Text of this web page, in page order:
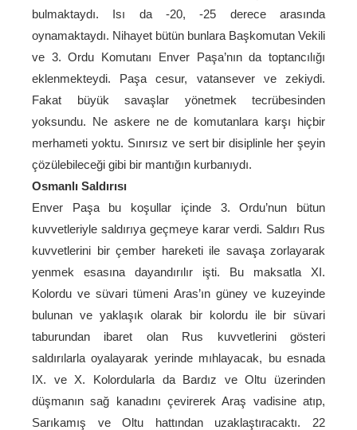
bulmaktaydı. Isı da -20, -25 derece arasında
oynamaktaydı. Nihayet bütün bunlara Başkomutan Vekili
ve 3. Ordu Komutanı Enver Paşa’nın da toptancılığı
eklenmekteydi. Paşa cesur, vatansever ve zekiydi.
Fakat büyük savaşlar yönetmek tecrübesinden
yoksundu. Ne askere ne de komutanlara karşı hiçbir
merhameti yoktu. Sınırsız ve sert bir disiplinle her şeyin
çözülebileceği gibi bir mantığın kurbanıydı.
Osmanlı Saldırısı
Enver Paşa bu koşullar içinde 3. Ordu’nun bütun
kuvvetleriyle saldırıya geçmeye karar verdi. Saldırı Rus
kuvvetlerini bir çember hareketi ile savaşa zorlayarak
yenmek esasına dayandırılır işti. Bu maksatla XI.
Kolordu ve süvari tümeni Aras’ın güney ve kuzeyinde
bulunan ve yaklaşık olarak bir kolordu ile bir süvari
taburundan ibaret olan Rus kuvvetlerini gösteri
saldırılarla oyalayarak yerinde mıhlayacak, bu esnada
IX. ve X. Kolordularla da Bardız ve Oltu üzerinden
düşmanın sağ kanadını çevirerek Araş vadisine atıp,
Sarıkamış ve Oltu hattından uzaklaştıracaktı. 22